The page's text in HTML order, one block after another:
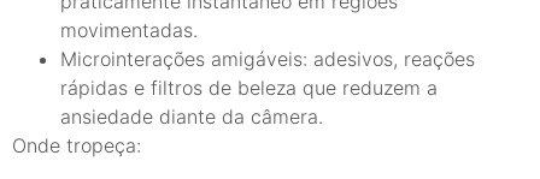
movimentadas.
Microinterações amigáveis: adesivos, reações
rápidas e filtros de beleza que reduzem a
ansiedade diante da câmera.
Onde tropeça: